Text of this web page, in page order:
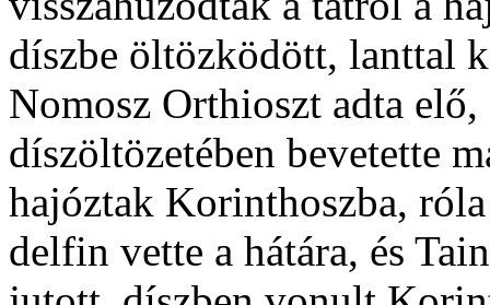
díszbe öltözködött, lanttal
Nomosz Orthioszt adta
díszöltözetében bevetette
hajóztak Korinthoszba,
delfin vette a hátára, és